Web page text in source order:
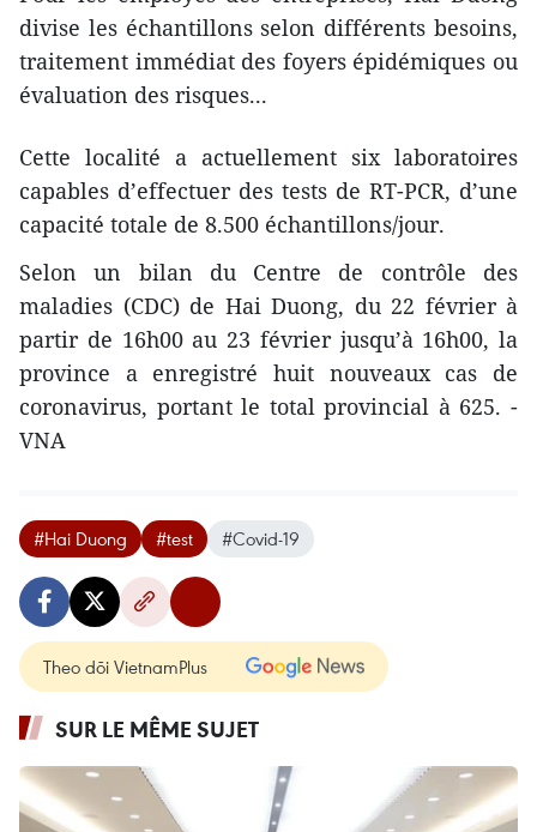
divise les échantillons selon différents besoins,
traitement immédiat des foyers épidémiques ou
évaluation des risques...
Cette localité a actuellement six laboratoires
capables d’effectuer des tests de RT-PCR, d’une
capacité totale de 8.500 échantillons/jour.
Selon un bilan du Centre de contrôle des
maladies (CDC) de Hai Duong, du 22 février à
partir de 16h00 au 23 février jusqu’à 16h00, la
province a enregistré huit nouveaux cas de
coronavirus, portant le total provincial à 625. -
VNA
#Hai Duong #test #Covid-19
Theo dõi VietnamPlus
SUR LE MÊME SUJET